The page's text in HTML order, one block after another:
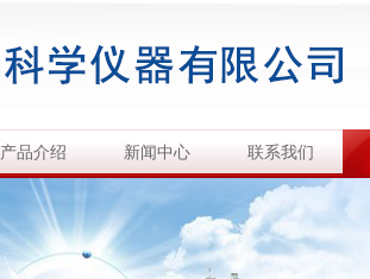
产品介绍 新闻中心 联系我们